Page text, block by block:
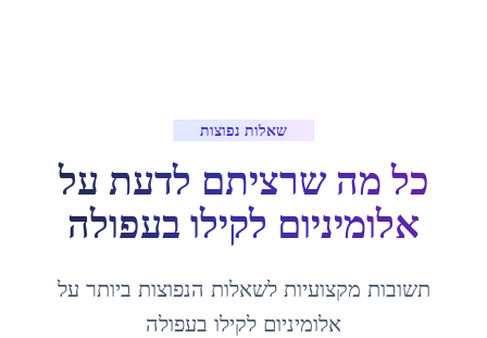
שאלות נפוצות
כל מה שרציתם לדעת על
אלומיניום לקילו בעפולה
תשובות מקצועיות לשאלות הנפוצות ביותר על
אלומיניום לקילו בעפולה